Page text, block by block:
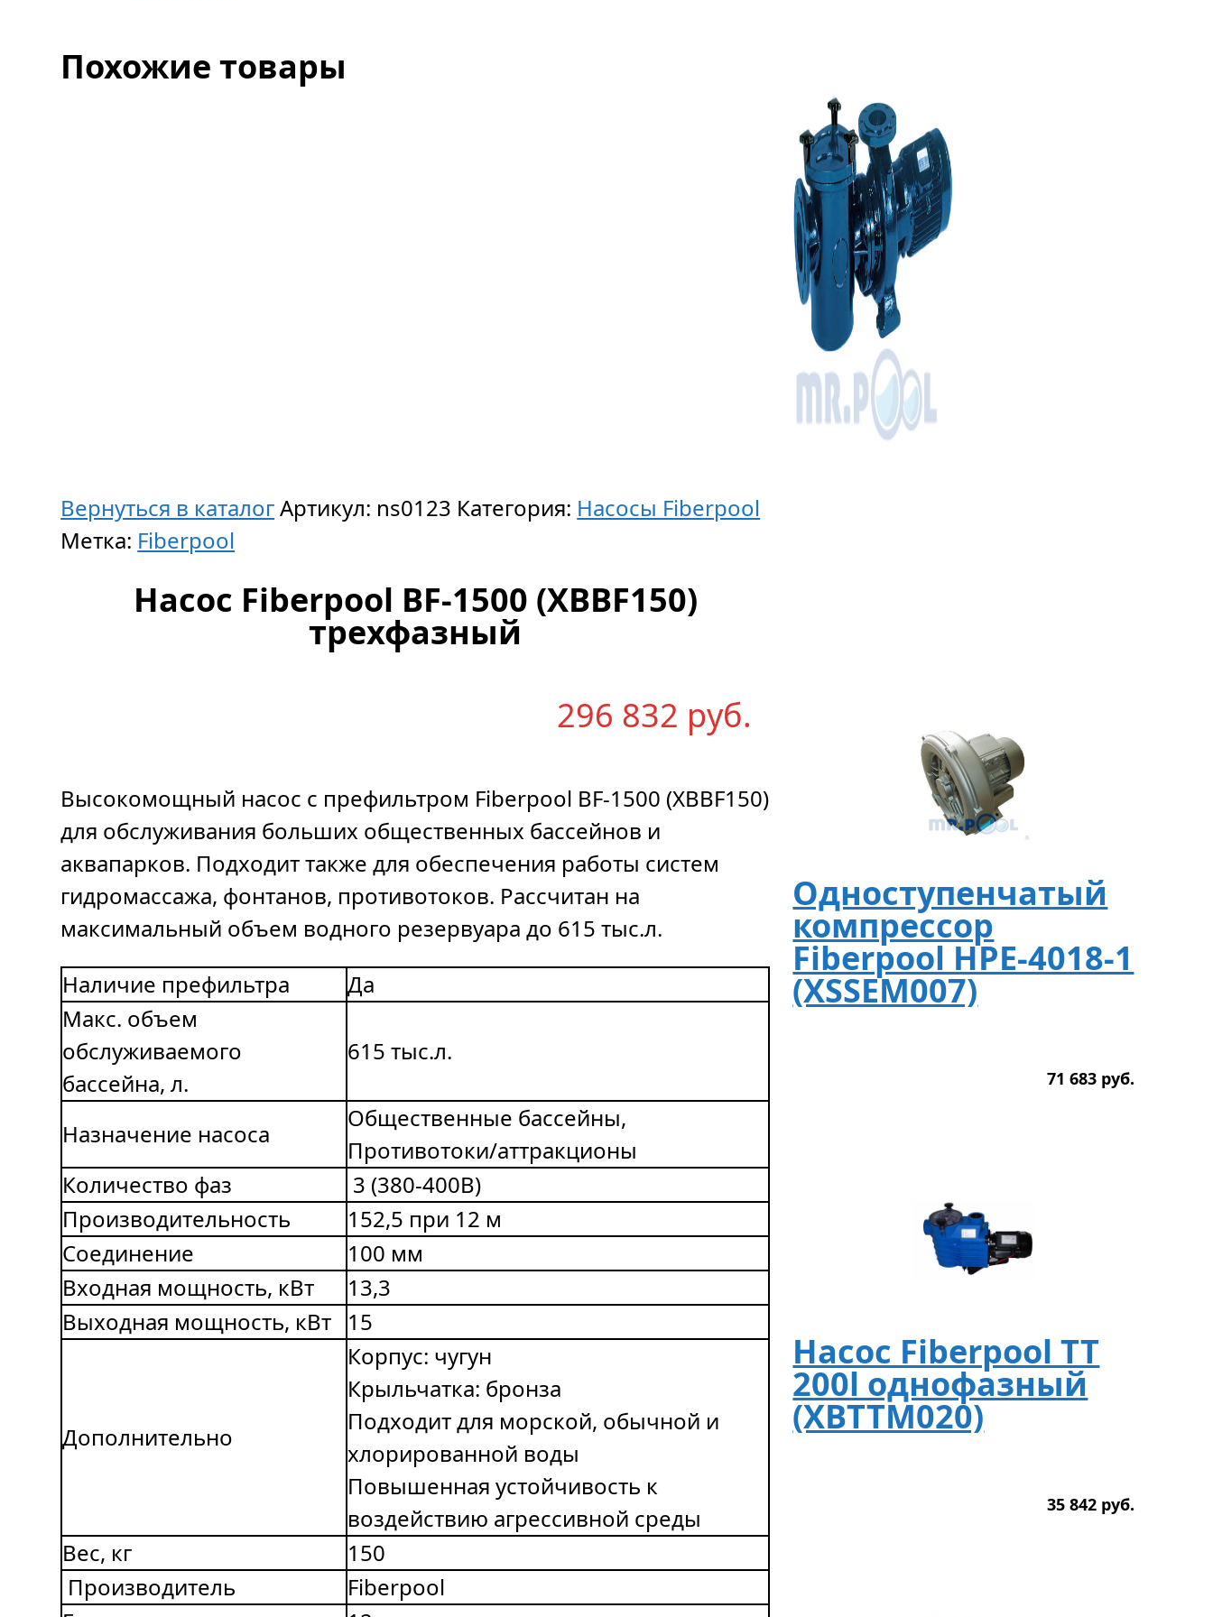
Вернуться в каталогАртикул: ns0123 Категория: Насосы Fiberpool
Метка: Fiberpool
Насос Fiberpool BF-1500 (XBBF150)
трехфазный
296 832 руб.
Высокомощный насос с префильтром Fiberpool BF-1500 (XBBF150)
для обслуживания больших общественных бассейнов и
аквапарков. Подходит также для обеспечения работы систем
гидромассажа, фонтанов, противотоков. Рассчитан на
максимальный объем водного резервуара до 615 тыс.л.
Наличие префильтра
Да
Макс. объем
обслуживаемого
бассейна, л.
615 тыс.л.
Назначение насоса
Общественные бассейны,
Противотоки/аттракционы
Количество фаз
3 (380-400В)
Производительность
152,5 при 12 м
Соединение
100 мм
Входная мощность, кВт
13,3
Выходная мощность, кВт
15
Дополнительно
Корпус: чугун
Крыльчатка: бронза
Подходит для морской, обычной и
хлорированной воды
Повышенная устойчивость к
воздействию агрессивной среды
Вес, кг
150
Производитель
Fiberpool
Похожие товары
Насос
Fiberpool
BCP
550
трехфазный
Одноступенчатый
компрессор
Fiberpool НРЕ-4018-1
(XSSEM007)
71 683 руб.
Насос Fiberpool TT
200l однофазный
(XBTTM020)
35 842 руб.